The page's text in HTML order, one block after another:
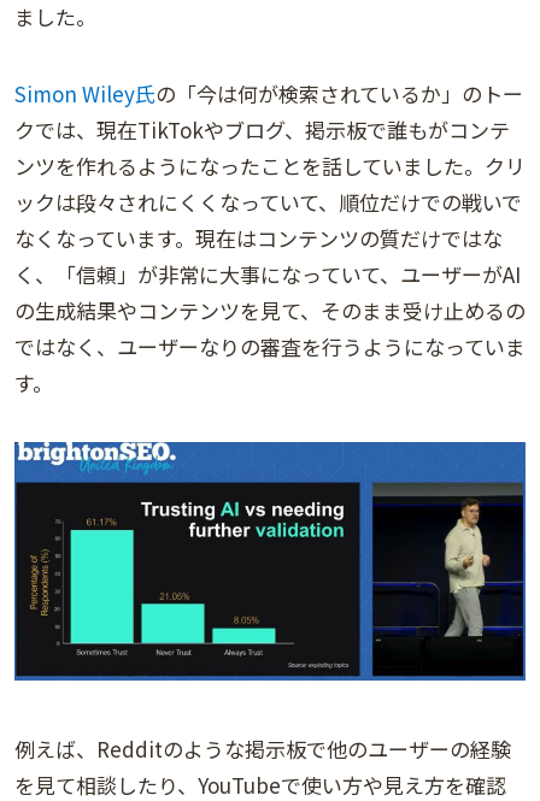
ました。
Simon Wiley氏の「今は何が検索されているか」のトー
クでは、現在TikTokやブログ、掲示板で誰もがコンテ
ンツを作れるようになったことを話していました。クリ
ックは段々されにくくなっていて、順位だけでの戦いで
なくなっています。現在はコンテンツの質だけではな
く、「信頼」が非常に大事になっていて、ユーザーがAI
の生成結果やコンテンツを見て、そのまま受け止めるの
ではなく、ユーザーなりの審査を行うようになっていま
す。
例えば、Redditのような掲示板で他のユーザーの経験
を見て相談したり、YouTubeで使い方や見え方を確認